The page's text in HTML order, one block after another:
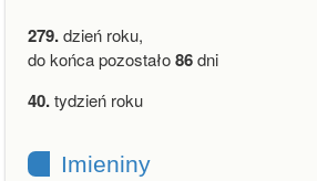
279.dzień roku,
do końca pozostało86dni
40.tydzień roku
Imieniny